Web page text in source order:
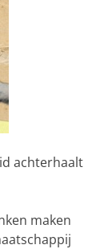
achterhaalt
maken